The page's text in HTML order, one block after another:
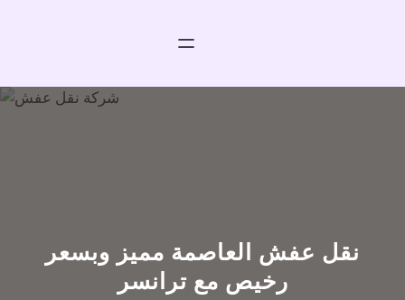
نقل عفش العاصمة مميز وبسعر
رخيص مع ترانسر